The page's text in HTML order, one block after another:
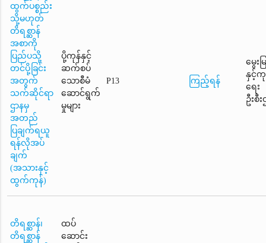
ထွက်ပစ္စည်း
သို့မဟုတ်
တိရစ္ဆာန်
အစာကို
ပြည်ပသို့
တင်ပို့ခြင်း
အတွက်
သက်ဆိုင်ရာ
ဌာနမှ
အတည်
ပြချက်ရယူ
ရန်လိုအပ်
ချက်
(အသားနှင့်
ထွက်ကုန်)
ပို့ကုန်နှင့်
ဆက်စပ်
သောစီမံ
ဆောင်ရွက်
မှုများ
P13 ကြည့်ရန်
မွေး
နှင့်
ရေး
ဦးစီး
တိရစ္ဆာန်၊
တိရစ္ဆာန်
ထပ်
ဆောင်း